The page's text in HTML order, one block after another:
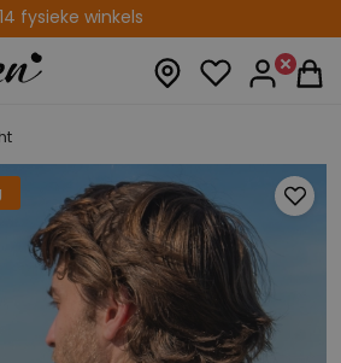
14 fysieke winkelsvanaf € 75,00